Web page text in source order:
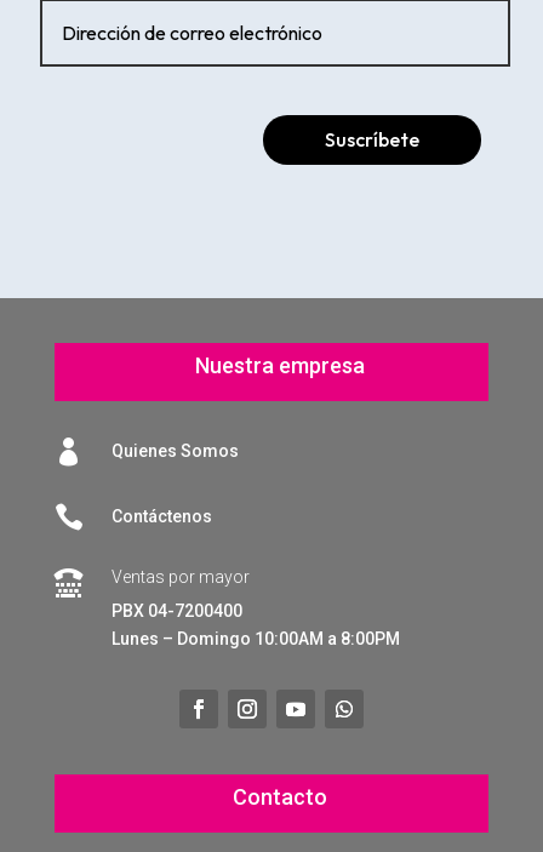
Suscríbete
Nuestra empresa
 Quienes Somos
 Contáctenos

Ventas por mayor
PBX 04-7200400
Lunes – Domingo 10:00AM a 8:00PM
Contacto